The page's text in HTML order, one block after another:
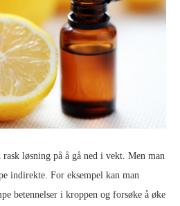
løsning på å gå ned i vekt. Men man
indirekte. For eksempel kan man
betennelser i kroppen og forsøke å øke